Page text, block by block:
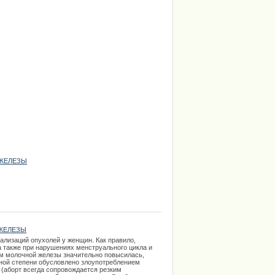
опухолей у женщин. Как правило,
при нарушениях менструального цикла и
железы значительно повысилась,
степени обусловлено злоупотреблением
всегда сопровождается резким